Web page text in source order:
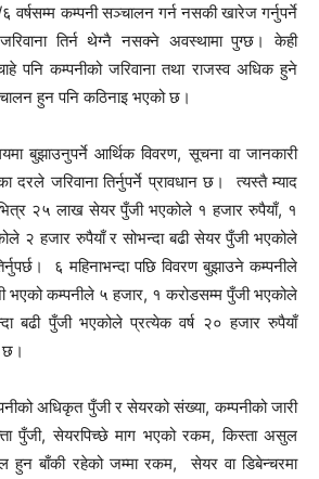
वर्षसम्म कम्पनी सञ्चालन गर्न नसकी खारेज गर्नुपर्ने
तिर्न थेग्नै नसक्ने अवस्थामा पुग्छ। केही
पनि कम्पनीको जरिवाना तथा राजस्व अधिक हुने
हुन पनि कठिनाइ भएको छ।
बुझाउनुपर्ने आर्थिक विवरण, सूचना वा जानकारी
दरले जरिवाना तिर्नुपर्ने प्रावधान छ। त्यस्तै म्याद
२५ लाख सेयर पुँजी भएकोले १ हजार रुपैयाँ, १
२ हजार रुपैयाँ र सोभन्दा बढी सेयर पुँजी भएकोले
६ महिनाभन्दा पछि विवरण बुझाउने कम्पनीले
भएको कम्पनीले ५ हजार, १ करोडसम्म पुँजी भएकोले
बढी पुँजी भएकोले प्रत्येक वर्ष २० हजार रुपैयाँ
छ।
अधिकृत पुँजी र सेयरको संख्या, कम्पनीको जारी
पुँजी, सेयरपिच्छे माग भएको रकम, किस्ता असुल
बाँकी रहेको जम्मा रकम, सेयर वा डिबेन्चरमा